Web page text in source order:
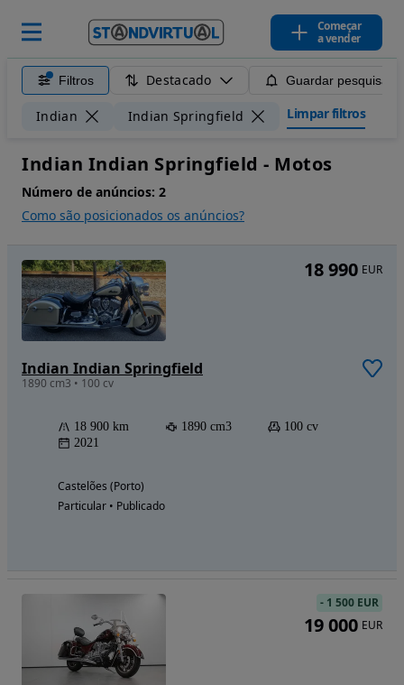
Começar
a vender
Filtros Destacado Guardar pesquisa
Indian Indian Springfield Limpar filtros
Indian Indian Springfield - Motos
Número de anúncios: 2
Como são posicionados os anúncios?
Indian Indian Springfield
1890 cm3 • 100 cv
18 900 km 1890 cm3
100 cv
2021
Castelões (Porto)
Particular • Publicado
18 990 EUR
- 1 500 EUR
19 000 EUR